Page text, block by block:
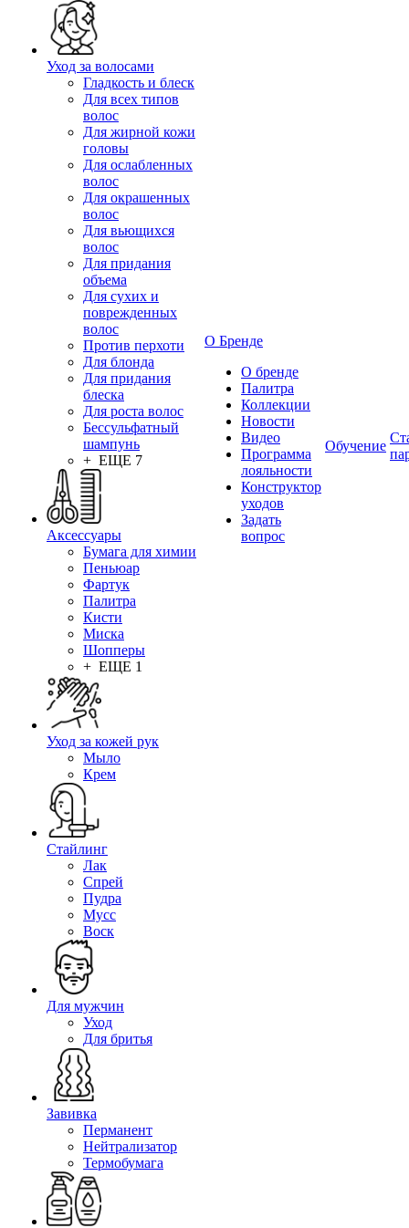
Уход за волосами
Гладкость и блеск
Для всех типов
волос
Для жирной кожи
головы
Для ослабленных
волос
Для окрашенных
волос
Для вьющихся
волос
Для придания
объема
Для сухих и
поврежденных
волос
Против перхоти
Для блонда
Для придания
блеска
Для роста волос
Бессульфатный
шампунь
+ ЕЩЕ 7
Аксессуары
Бумага для химии
Пеньюар
Фартук
Палитра
Кисти
Миска
Шопперы
+ ЕЩЕ 1
Уход за кожей рук
Мыло
Крем
Стайлинг
Лак
Спрей
Пудра
Мусс
Воск
Для мужчин
Уход
Для бритья
Завивка
Перманент
Нейтрализатор
Термобумага
О Бренде
О бренде
Палитра
Коллекции
Новости
Видео
Программа
лояльности
Конструктор
уходов
Задать
вопрос
Обучение